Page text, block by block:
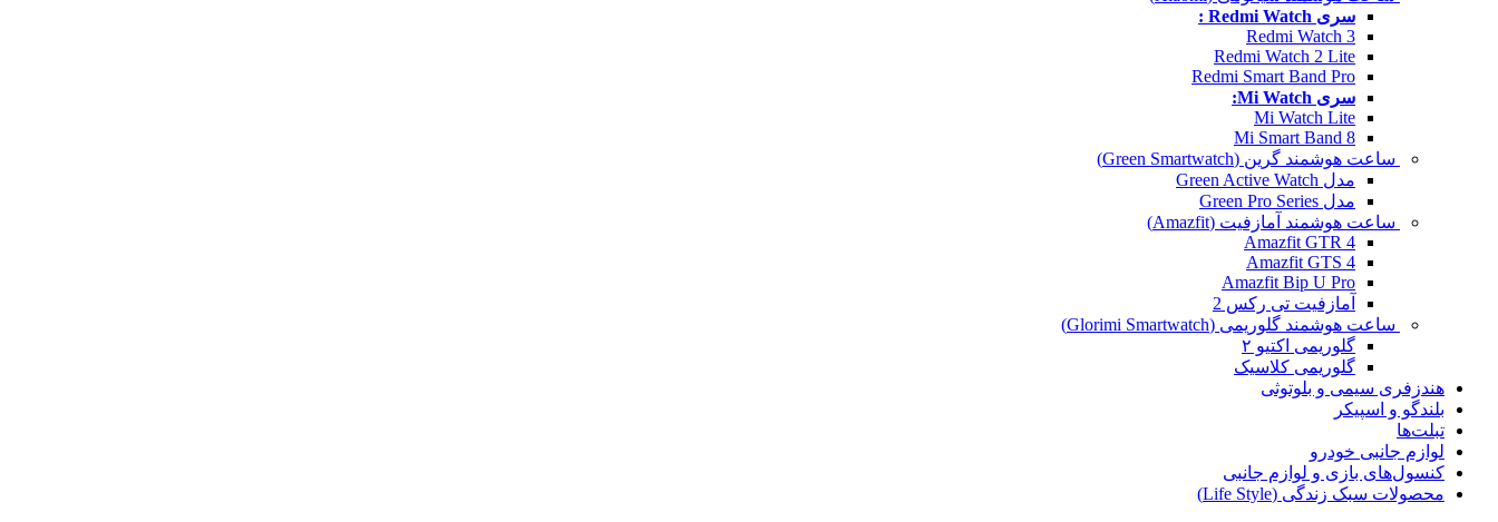
سری Redmi Watch :
Redmi Watch 3
Redmi Watch 2 Lite
Redmi Smart Band Pro
سری Mi Watch:
Mi Watch Lite
Mi Smart Band 8
ساعت هوشمند گرین (Green Smartwatch)
مدل Green Active Watch
مدل Green Pro Series
ساعت هوشمند آمازفیت (Amazfit)
Amazfit GTR 4
Amazfit GTS 4
Amazfit Bip U Pro
آمازفیت تی رکس 2
ساعت هوشمند گلوریمی (Glorimi Smartwatch)
گلوریمی اکتیو ۲
گلوریمی کلاسیک
هندزفری سیمی و بلوتوثی
بلندگو و اسپیکر
تبلت‌ها
لوازم جانبی خودرو
کنسول‌های بازی و لوازم جانبی
محصولات سبک زندگی (Life Style)